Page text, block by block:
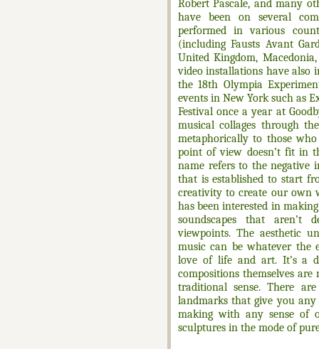
Robert Pascale, and many
have been on several
performed in various
(including Fausts Avant
United Kingdom,
video installations have also
the 18th Olympia
events in New York such as
Festival once a year at
musical collages through
metaphorically to those
point of view doesn’t fit in
name refers to the negative
that is established to start
creativity to create our own
has been interested in
soundscapes that aren’t
viewpoints. The aesthetic
music can be whatever the
love of life and art. It’s a
compositions themselves
traditional sense. There
landmarks that give you
making with any sense of
sculptures in the mode of